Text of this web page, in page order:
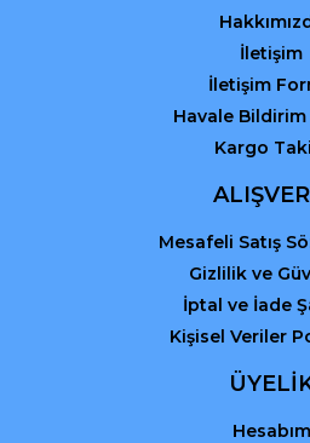
Gönder
İletişim
İletişim
Havale
Kargo
Mesafeli Satış
Gizlilik ve
İptal ve İade
Kişisel Veriler
Hesabım